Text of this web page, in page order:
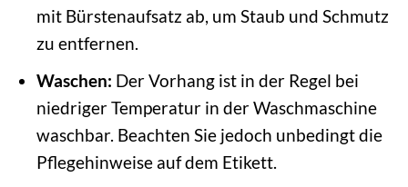
mit Bürstenaufsatz ab, um Staub und Schmutz
zu entfernen.
Waschen: Der Vorhang ist in der Regel bei
niedriger Temperatur in der Waschmaschine
waschbar. Beachten Sie jedoch unbedingt die
Pflegehinweise auf dem Etikett.